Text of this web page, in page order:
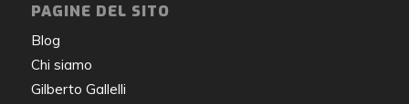
PAGINE DEL SITO
Blog
Chi siamo
Gilberto Gallelli